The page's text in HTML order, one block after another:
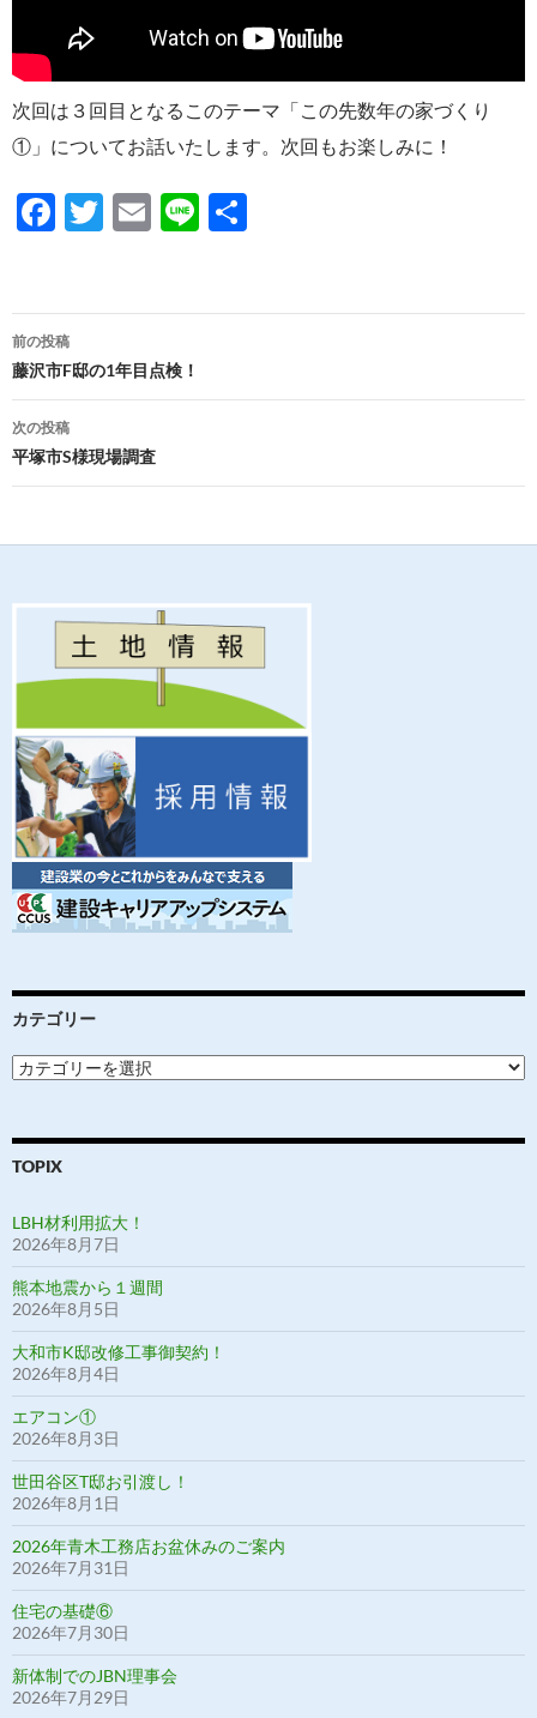
次回は３回目となるこのテーマ「この先数年の家づくり
①」についてお話いたします。次回もお楽しみに！
F
b
o
o
k
T
er
E
Li
投
稿
ナ
ビ
ゲ
ー
前の投稿
藤沢市F邸の1年目点検！
次の投稿
平塚市S様現場調査
カテゴリー
カ
テ
ー
TOPIX
LBH材利用拡大！
2026年8月7日
熊本地震から１週間
2026年8月5日
大和市K邸改修工事御契約！
2026年8月4日
エアコン①
2026年8月3日
世田谷区T邸お引渡し！
2026年8月1日
2026年青木工務店お盆休みのご案内
2026年7月31日
住宅の基礎⑥
2026年7月30日
新体制でのJBN理事会
2026年7月29日